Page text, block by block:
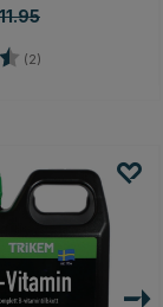
(2)